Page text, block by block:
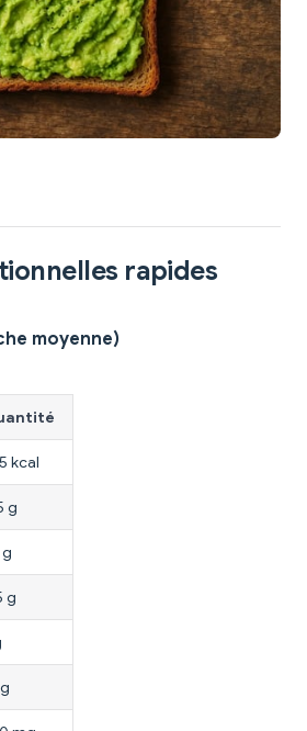
rapides
moyenne)
kcal
g
g